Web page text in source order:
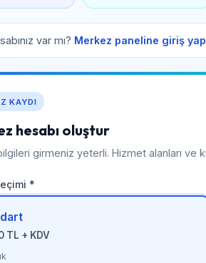
var mı? Merkez paneline giriş
KAYDI
hesabı oluştur
girmeniz yeterli. Hizmet alanları ve
*
TL + KDV